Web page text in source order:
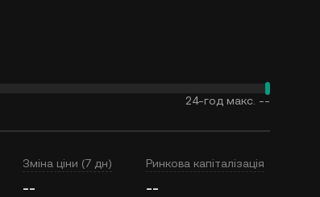
24-год макс. --
Зміна ціни (7 дн)
--
Ринкова капіталізація
--